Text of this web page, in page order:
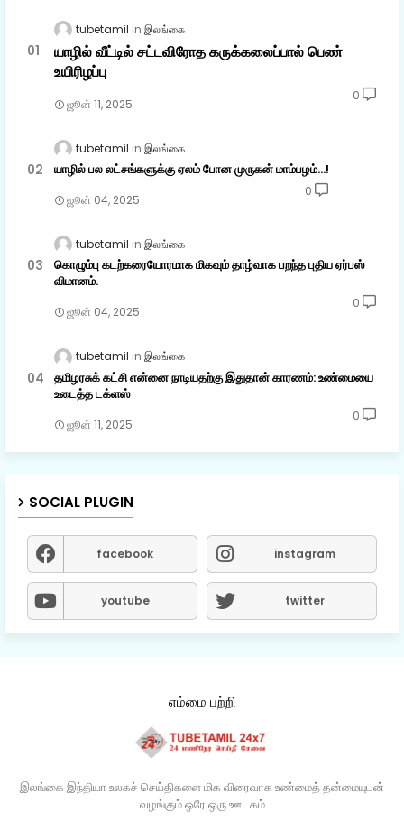
tubetamil இலங்கை
யாழில் வீட்டில் சட்டவிரோத கருக்கலைப்பால் பெண்
உயிரிழப்பு
ஜூன் 11, 2025
0
tubetamil இலங்கை
யாழில் பல லட்சங்களுக்கு ஏலம் போன முருகன் மாம்பழம்...!
ஜூன் 04, 2025
0
tubetamil இலங்கை
கொழும்பு கடற்கரையோரமாக மிகவும் தாழ்வாக பறந்த புதிய ஏர்பஸ்
விமானம்.
ஜூன் 04, 2025
0
tubetamil இலங்கை
தமிழரசுக் கட்சி என்னை நாடியதற்கு இதுதான் காரணம்: உண்மையை
உடைத்த டக்ளஸ்
ஜூன் 11, 2025
0
SOCIAL PLUGIN
facebook instagram
youtube twitter
எம்மை பற்றி
இலங்கை இந்தியா உலகச் செய்திகளை மிக விரைவாக உண்மைத் தன்மையுடன்
வழங்கும் ஒரே ஒரு ஊடகம்​